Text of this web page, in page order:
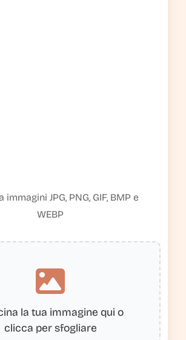
JPG, PNG, GIF, BMP e
WEBP
la tua immagine qui o
clicca per sfogliare